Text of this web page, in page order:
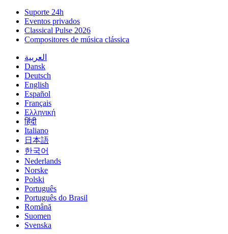
Suporte 24h
Eventos privados
Classical Pulse 2026
Compositores de música clássica
العربية
Dansk
Deutsch
English
Español
Français
Ελληνική
हिंदी
Italiano
日本語
한국어
Nederlands
Norske
Polski
Português
Português do Brasil
Română
Suomen
Svenska